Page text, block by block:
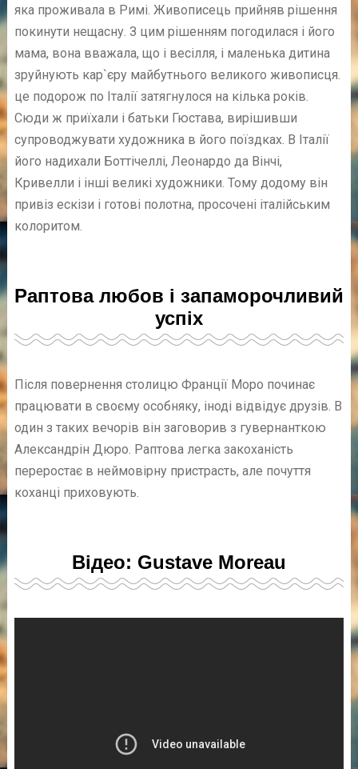
яка проживала в Римі. Живописець прийняв рішення
покинути нещасну. З цим рішенням погодилася і його
мама, вона вважала, що і весілля, і маленька дитина
зруйнують кар`єру майбутнього великого живописця.
це подорож по Італії затягнулося на кілька років.
Сюди ж приїхали і батьки Гюстава, вирішивши
супроводжувати художника в його поїздках. В Італії
його надихали Боттічеллі, Леонардо да Вінчі,
Кривелли і інші великі художники. Тому додому він
привіз ескізи і готові полотна, просочені італійським
колоритом.
Раптова любов і запаморочливий
успіх
Після повернення столицю Франції Моро починає
працювати в своєму особняку, іноді відвідує друзів. В
один з таких вечорів він заговорив з гувернанткою
Александрін Дюро. Раптова легка закоханість
переростає в неймовірну пристрасть, але почуття
коханці приховують.
Відео: Gustave Moreau